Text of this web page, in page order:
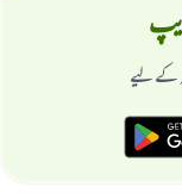
کے لیے